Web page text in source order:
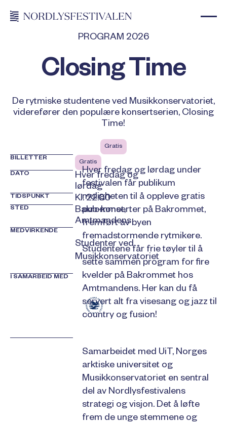
PROGRAM 2026
Closing Time
De rytmiske studentene ved Musikkonservatoriet,
viderefører den populære konsertserien, Closing
Time!
Gratis
BILLETTER
Gratis
DATO
Hver fredag og
lørdag
TIDSPUNKT Kl. 22.00
STED
Bakrommet,
Amtmandens
MEDVIRKENDE
Studenter ved
Musikkonservatoriet
I SAMARBEID MED
Hver fredag og lørdag under
festivalen får publikum
muligheten til å oppleve gratis
pub-konserter på Bakrommet,
fremført av byen
fremadstormende rytmikere.
Studentene får frie tøyler til å
sette sammen program for fire
kvelder på Bakrommet hos
Amtmandens. Her kan du få
servert alt fra visesang og jazz til
country og fusion!
Samarbeidet med UiT, Norges
arktiske universitet og
Musikkonservatoriet en sentral
del av Nordlysfestivalens
strategi og visjon. Det å løfte
frem de unge stemmene og